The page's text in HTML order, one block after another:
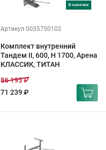
в наличии
Артикул 0035750102
Комплект внутренний
Тандем II, 600, H 1700, Арена
КЛАССИК, ТИТАН
71 239 ₽
86 193 ₽